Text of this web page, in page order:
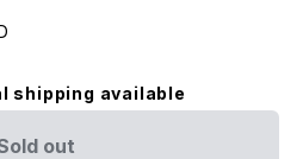
shipping available
out